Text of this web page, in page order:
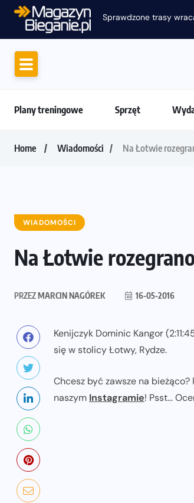
Sprawdzone trasy
Plany treningowe Sprzęt
Home Wiadomości Na Łotwie
WIADOMOŚCI
Na Łotwie
PRZEZMARCIN NAGÓREK 16-05-2016
Kenijczyk Dominic Kangor
się w stolicy Łotwy, Rydze.
Chcesz być zawsze na bieżąco?
naszym Instagramie! Psst...